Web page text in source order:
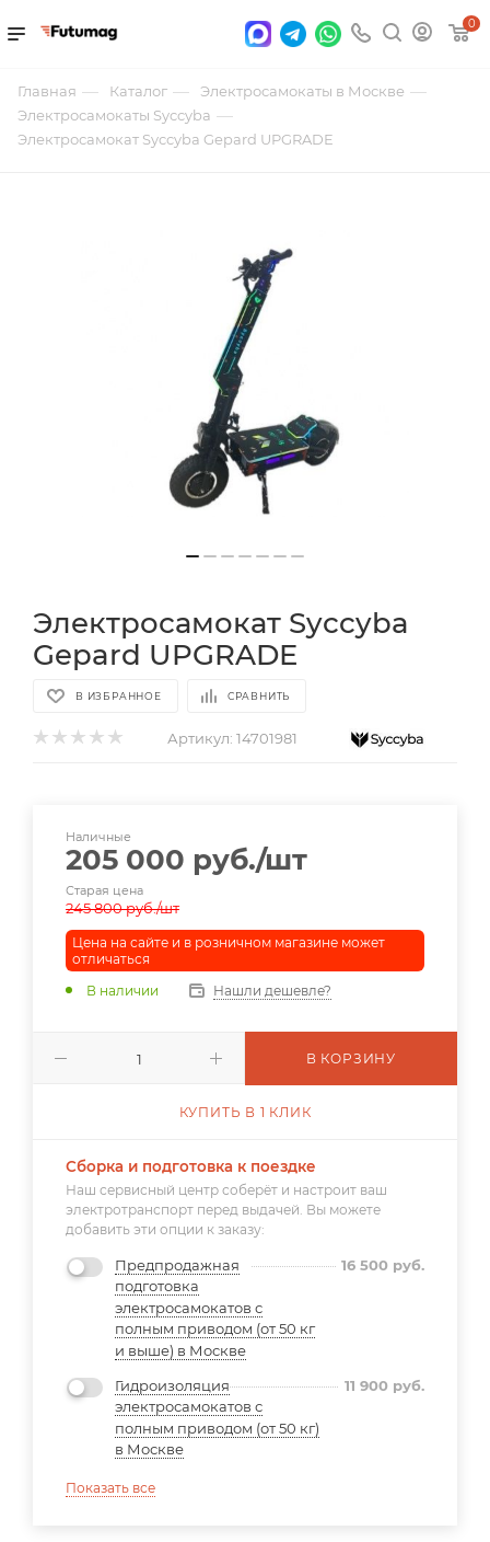
0
Главная — Каталог — Электросамокаты в Москве —
Электросамокаты Syccyba —
Электросамокат Syccyba Gepard UPGRADE
Электросамокат Syccyba
Gepard UPGRADE
В ИЗБРАННОЕ СРАВНИТЬ
Артикул: 14701981
Наличные
205 000 руб./шт
Старая цена
245 800руб./шт
Цена на сайте и в розничном магазине может
отличаться
В наличии
Нашли дешевле?
В КОРЗИНУ
КУПИТЬ В 1 КЛИК
Сборка и подготовка к поездке
Наш сервисный центр соберёт и настроит ваш
электротранспорт перед выдачей. Вы можете
добавить эти опции к заказу:
Предпродажная
подготовка
электросамокатов с
полным приводом (от 50 кг
и выше) в Москве
16 500 руб.
Гидроизоляция
электросамокатов с
полным приводом (от 50 кг)
в Москве
11 900 руб.
Показать все